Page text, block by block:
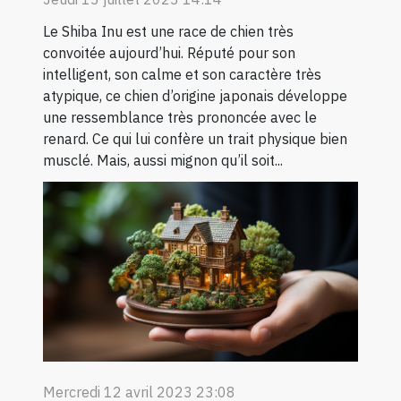
Le Shiba Inu est une race de chien très
convoitée aujourd’hui. Réputé pour son
intelligent, son calme et son caractère très
atypique, ce chien d’origine japonais développe
une ressemblance très prononcée avec le
renard. Ce qui lui confère un trait physique bien
musclé. Mais, aussi mignon qu’il soit...
Mercredi 12 avril 2023 23:08